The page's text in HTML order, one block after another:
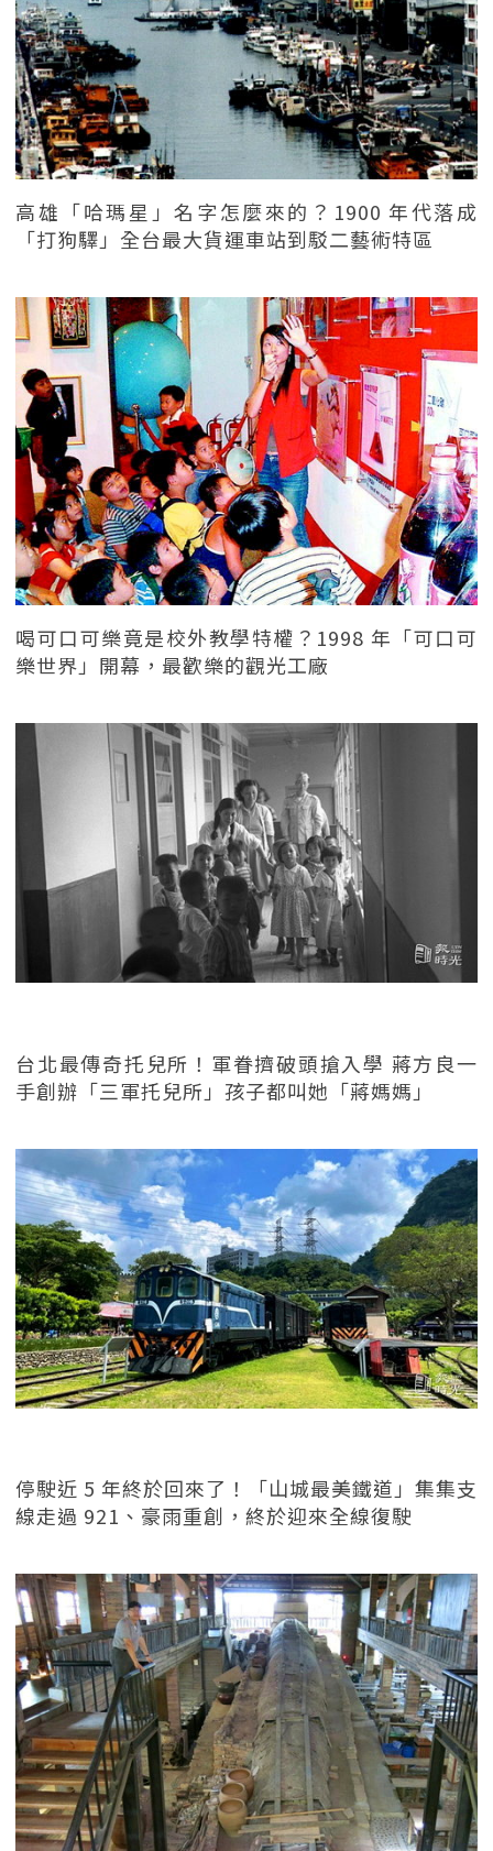
高雄「哈瑪星」名字怎麼來的？1900 年代落成
「打狗驛」全台最大貨運車站到駁二藝術特區
喝可口可樂竟是校外教學特權？1998 年「可口可
樂世界」開幕，最歡樂的觀光工廠
台北最傳奇托兒所！軍眷擠破頭搶入學 蔣方良一
手創辦「三軍托兒所」孩子都叫她「蔣媽媽」
停駛近 5 年終於回來了！「山城最美鐵道」集集支
線走過 921、豪雨重創，終於迎來全線復駛